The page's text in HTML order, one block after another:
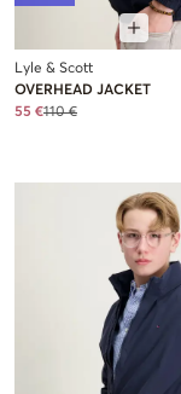
Lyle & Scott
OVERHEAD JACKET
55 €110 €